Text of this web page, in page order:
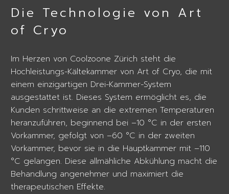
Die Technologie von Art
of Cryo
Im Herzen von Coolzoone Zürich steht die
Hochleistungs-Kältekammer von Art of Cryo, die mit
einem einzigartigen Drei-Kammer-System
ausgestattet ist. Dieses System ermöglicht es, die
Kunden schrittweise an die extremen Temperaturen
heranzuführen, beginnend bei –10 °C in der ersten
Vorkammer, gefolgt von –60 °C in der zweiten
Vorkammer, bevor sie in die Hauptkammer mit –110
°C gelangen. Diese allmähliche Abkühlung macht die
Behandlung angenehmer und maximiert die
therapeutischen Effekte.